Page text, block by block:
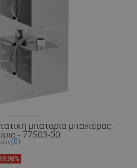
μπαταρία μπανιέρας-
- 77503-00
(0)